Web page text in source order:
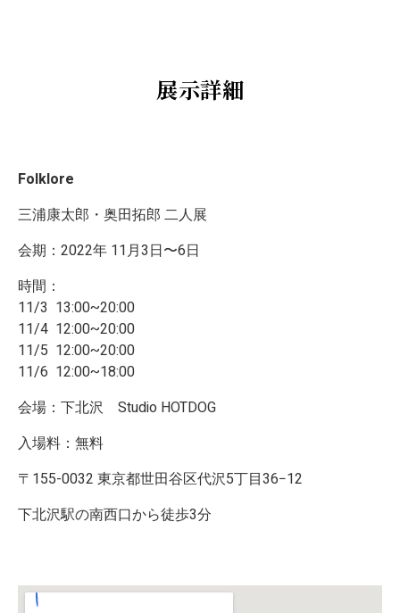
展示詳細
Folklore
三浦康太郎・奥田拓郎 二人展
会期：2022年 11月3日〜6日
時間：
11/3 13:00~20:00
11/4 12:00~20:00
11/5 12:00~20:00
11/6 12:00~18:00
会場：下北沢 Studio HOTDOG
入場料：無料
〒155-0032 東京都世田谷区代沢5丁目36−12
下北沢駅の南西口から徒歩3分